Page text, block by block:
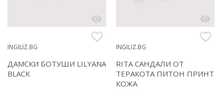
INGILIZ.BG
ДАМСКИ БОТУШИ LILYANA
BLACK
INGILIZ.BG
RITA САНДАЛИ ОТ
ТЕРАКОТА ПИТОН ПРИНТ
КОЖА